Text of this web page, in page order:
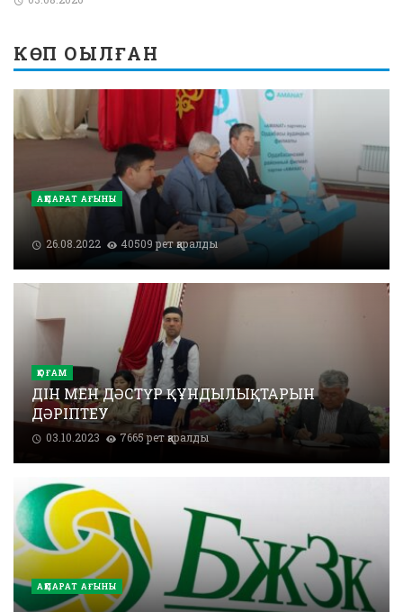
КӨП ОҚЫЛҒАН
АҚПАРАТ АҒЫНЫ
26.08.2022 40509 рет қаралды
ҚОҒАМ
ДІН МЕН ДӘСТҮР ҚҰНДЫЛЫҚТАРЫН
ДӘРІПТЕУ
03.10.2023 7665 рет қаралды
АҚПАРАТ АҒЫНЫ